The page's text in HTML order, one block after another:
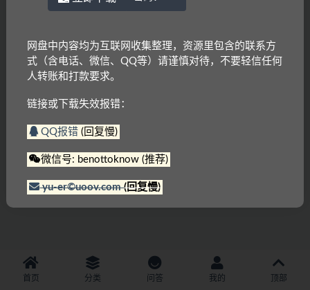
首页 分类 问答 我的 顶部
网盘中内容均为互联网收集整理，资源里包含的联系方
式（含电话、微信、QQ等）请谨慎对待，不要轻信任何
人转账和打款要求。
链接或下载失效报错：
QQ报错(回复慢)
微信号: benottoknow (推荐)
yu-er©uoov.com(回复慢)